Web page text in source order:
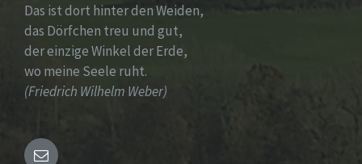
Das ist dort hinter den Weiden,
das Dörfchen treu und gut,
der einzige Winkel der Erde,
wo meine Seele ruht.
(Friedrich Wilhelm Weber)
Email